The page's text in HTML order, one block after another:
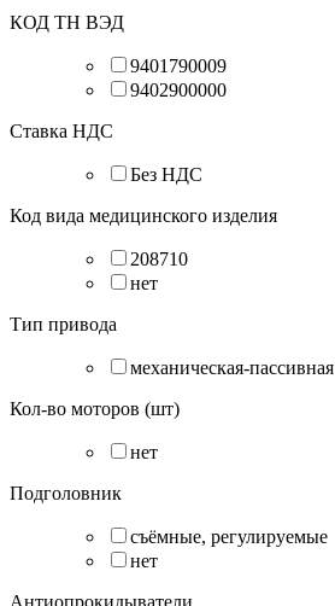
КОД ТН ВЭД
9401790009
9402900000
Ставка НДС
Без НДС
Код вида медицинского изделия
208710
нет
Тип привода
механическая-пассивная
Кол-во моторов (шт)
нет
Подголовник
съёмные, регулируемые
нет